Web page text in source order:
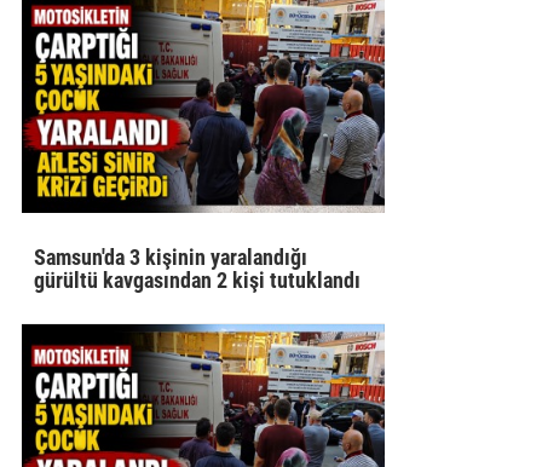
Samsun'da 3 kişinin yaralandığı
gürültü kavgasından 2 kişi tutuklandı